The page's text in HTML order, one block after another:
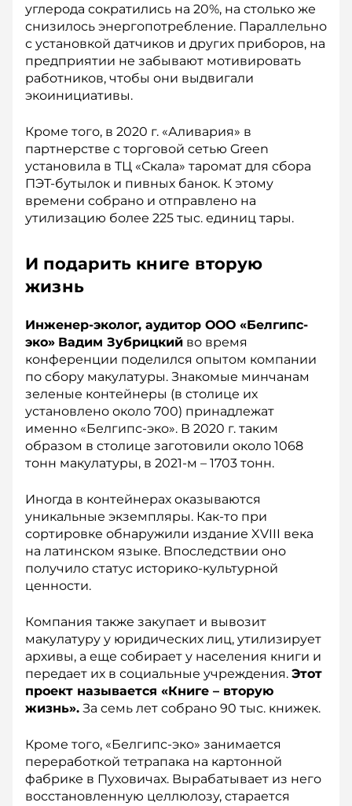
углерода сократились на 20%, на столько же
снизилось энергопотребление. Параллельно
с установкой датчиков и других приборов, на
предприятии не забывают мотивировать
работников, чтобы они выдвигали
экоинициативы.
Кроме того, в 2020 г. «Аливария» в
партнерстве с торговой сетью Green
установила в ТЦ «Скала» таромат для сбора
ПЭТ-бутылок и пивных банок. К этому
времени собрано и отправлено на
утилизацию более 225 тыс. единиц тары.
И подарить книге вторую
жизнь
Инженер-эколог, аудитор ООО «Белгипс-
эко» Вадим Зубрицкий во время
конференции поделился опытом компании
по сбору макулатуры. Знакомые минчанам
зеленые контейнеры (в столице их
установлено около 700) принадлежат
именно «Белгипс-эко». В 2020 г. таким
образом в столице заготовили около 1068
тонн макулатуры, в 2021-м – 1703 тонн.
Иногда в контейнерах оказываются
уникальные экземпляры. Как-то при
сортировке обнаружили издание XVIII века
на латинском языке. Впоследствии оно
получило статус историко-культурной
ценности.
Компания также закупает и вывозит
макулатуру у юридических лиц, утилизирует
архивы, а еще собирает у населения книги и
передает их в социальные учреждения. Этот
проект называется «Книге – вторую
жизнь». За семь лет собрано 90 тыс. книжек.
Кроме того, «Белгипс-эко» занимается
переработкой тетрапака на картонной
фабрике в Пуховичах. Вырабатывает из него
восстановленную целлюлозу, старается